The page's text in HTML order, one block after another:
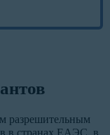
разрешительным
в странах ЕАЭС, в